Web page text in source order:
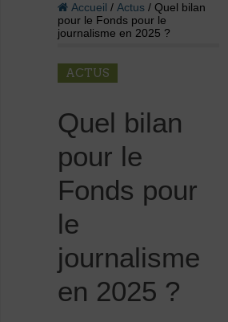
Accueil / Actus/ Quel bilan
pour le Fonds pour le
journalisme en 2025 ?
ACTUS
Quel bilan
pour le
Fonds pour
le
journalisme
en 2025 ?